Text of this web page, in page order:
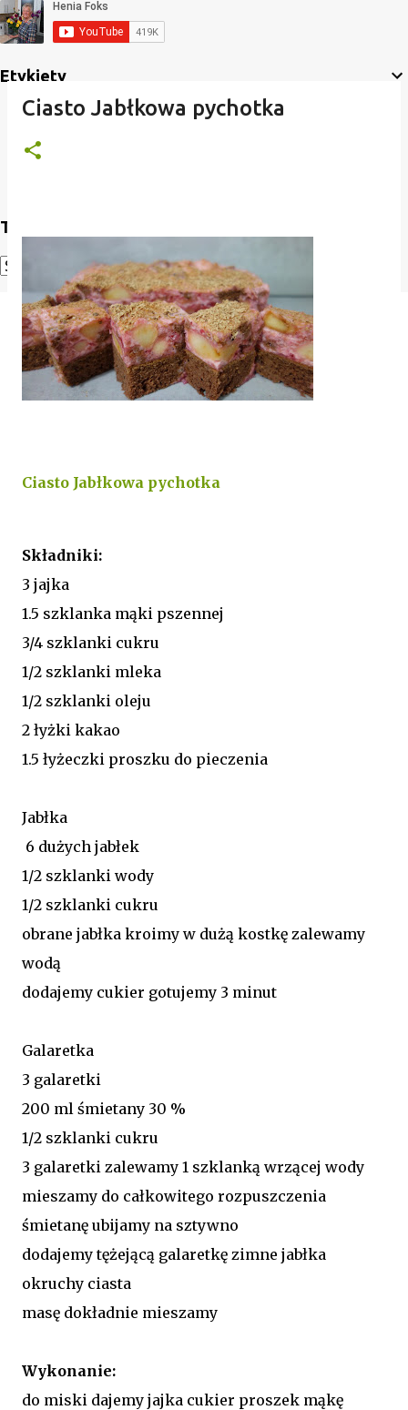
Etykiety
Translate
Powered by Translate
Ciasto Jabłkowa pychotka
Ciasto Jabłkowa pychotka
Składniki:
3 jajka
1.5 szklanka mąki pszennej
3/4 szklanki cukru
1/2 szklanki mleka
1/2 szklanki oleju
2 łyżki kakao
1.5 łyżeczki proszku do pieczenia
Jabłka
6 dużych jabłek
1/2 szklanki wody
1/2 szklanki cukru
obrane jabłka kroimy w dużą kostkę zalewamy
wodą
dodajemy cukier gotujemy 3 minut
Galaretka
3 galaretki
200 ml śmietany 30 %
1/2 szklanki cukru
3 galaretki zalewamy 1 szklanką wrzącej wody
mieszamy do całkowitego rozpuszczenia
śmietanę ubijamy na sztywno
dodajemy tężejącą galaretkę zimne jabłka
okruchy ciasta
masę dokładnie mieszamy
Wykonanie:
do miski dajemy jajka cukier proszek mąkę